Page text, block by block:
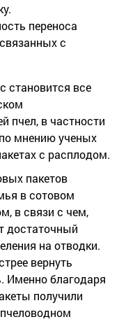
переноса
с
становится все
пчел, в частности
мнению ученых
с расплодом.
пакетов
в сотовом
в связи с чем,
достаточный
на отводки.
вернуть
Именно благодаря
получили